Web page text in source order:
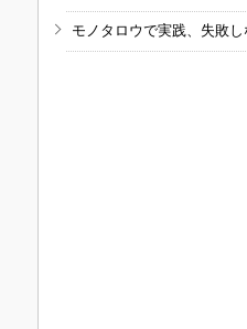
モノタロウで実践、失敗